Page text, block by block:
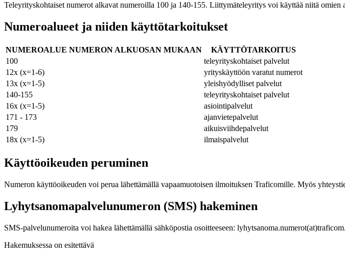
Teleyrityskohtaiset numerot alkavat numeroilla 100 ja 140-155. Liittymäteleyritys voi käyttää niitä
Numeroalueet ja niiden käyttötarkoitukset
NUMEROALUE NUMERON ALKUOSAN MUKAAN
KÄYTTÖTARKOITUS
100
teleyrityskohtaiset palvelut
12x (x=1-6)
yrityskäyttöön varatut numerot
13x (x=1-5)
yleishyödylliset palvelut
140-155
teleyrityskohtaiset palvelut
16x (x=1-5)
asiointipalvelut
171 - 173
ajanvietepalvelut
179
aikuisviihdepalvelut
18x (x=1-5)
ilmaispalvelut
Käyttöoikeuden peruminen
Numeron käyttöoikeuden voi perua lähettämällä vapaamuotoisen ilmoituksen Traficomille. Myös
Lyhytsanomapalvelunumeron (SMS) hakeminen
SMS-palvelunumeroita voi hakea lähettämällä sähköpostia osoitteeseen:
Hakemuksessa on esitettävä